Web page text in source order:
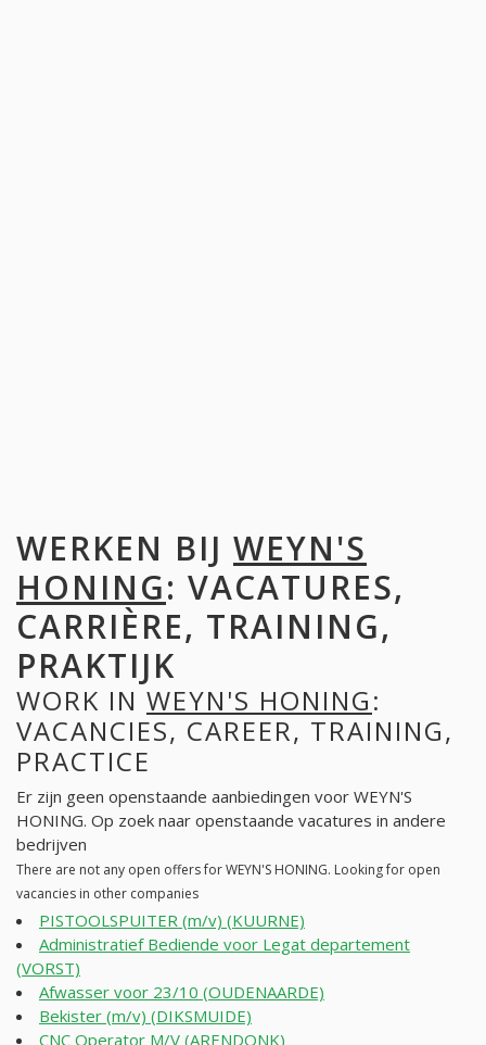
WERKEN BIJ WEYN'S
HONING: VACATURES,
CARRIÈRE, TRAINING,
PRAKTIJK
WORK IN WEYN'S HONING:
VACANCIES, CAREER, TRAINING,
PRACTICE
Er zijn geen openstaande aanbiedingen voor WEYN'S
HONING. Op zoek naar openstaande vacatures in andere
bedrijven
There are not any open offers for WEYN'S HONING. Looking for open
vacancies in other companies
PISTOOLSPUITER (m/v) (KUURNE)
Administratief Bediende voor Legat departement
(VORST)
Afwasser voor 23/10 (OUDENAARDE)
Bekister (m/v) (DIKSMUIDE)
CNC Operator M/V (ARENDONK)